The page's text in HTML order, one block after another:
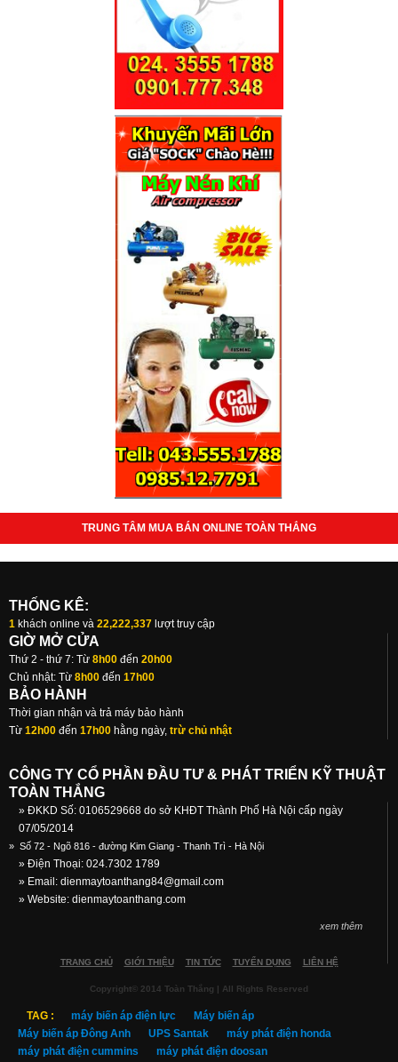
TRUNG TÂM MUA BÁN ONLINE TOÀN THẮNG
THỐNG KÊ:
1 khách online và 22,222,337 lượt truy cập
GIỜ MỞ CỬA
Thứ 2 - thứ 7: Từ 8h00 đến 20h00
Chủ nhật: Từ 8h00 đến 17h00
BẢO HÀNH
Thời gian nhận và trả máy bảo hành
Từ 12h00 đến 17h00 hằng ngày, trừ chủ nhật
CÔNG TY CỔ PHẦN ĐẦU TƯ & PHÁT TRIỂN KỸ THUẬT
TOÀN THẮNG
» ĐKKD Số: 0106529668 do sở KHĐT Thành Phố Hà Nội cấp ngày
07/05/2014
» Số 72 - Ngõ 816 - đường Kim Giang - Thanh Trì - Hà Nội
» Điện Thoại: 024.7302 1789
» Email: dienmaytoanthang84@gmail.com
» Website: dienmaytoanthang.com
xem thêm
TRANG CHỦ GIỚI THIỆU TIN TỨC TUYỂN DỤNG LIÊN HỆ
Copyright© 2014 Toàn Thắng | All Rights Reserved
TAG : máy biến áp điện lực
Máy biến áp
Máy biến áp Đông Anh
UPS Santak
máy phát điện honda
máy phát điện cummins
máy phát điện doosan